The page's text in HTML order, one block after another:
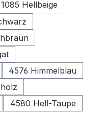
1085 Hellbeige
Schwarz
4576 Himmelblau
4580 Hell-Taupe